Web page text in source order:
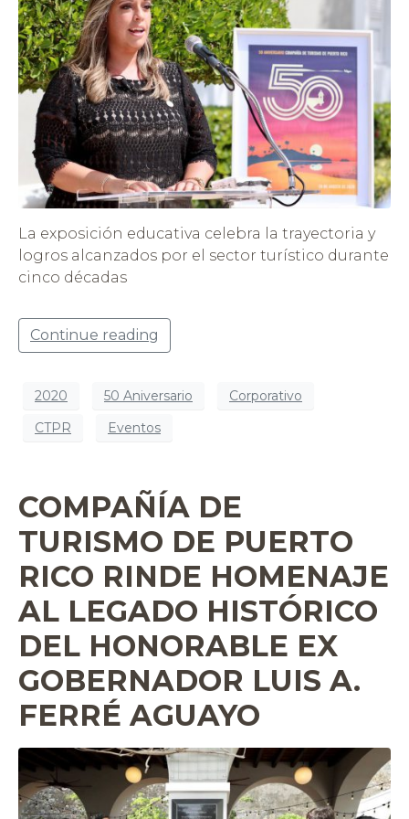
La exposición educativa celebra la trayectoria y
logros alcanzados por el sector turístico durante
cinco décadas
Continue reading
2020 50 Aniversario
Corporativo
CTPR
Eventos
COMPAÑÍA DE
TURISMO DE PUERTO
RICO RINDE HOMENAJE
AL LEGADO HISTÓRICO
DEL HONORABLE EX
GOBERNADOR LUIS A.
FERRÉ AGUAYO